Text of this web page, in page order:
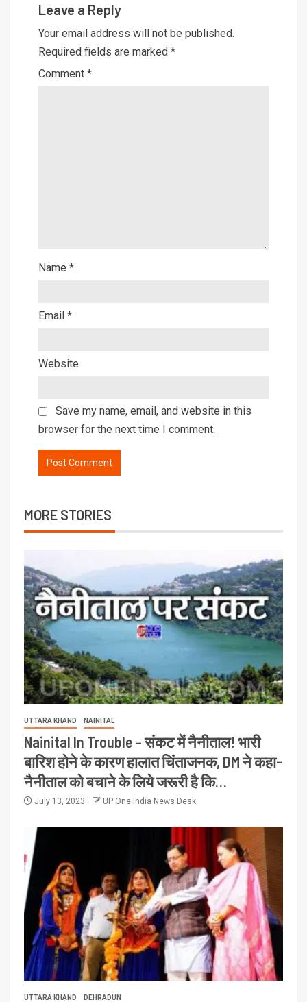
Leave a Reply
Your email address will not be published.
Required fields are marked *
Comment *
Name *
Email *
Website
Save my name, email, and website in this
browser for the next time I comment.
MORE STORIES
UTTARA KHAND NAINITAL
Nainital In Trouble – संकट में नैनीताल! भारी
बारिश होने के कारण हालात चिंताजनक, DM ने कहा-
नैनीताल को बचाने के लिये जरूरी है कि…
July 13, 2023 UP One India News Desk
UTTARA KHAND DEHRADUN